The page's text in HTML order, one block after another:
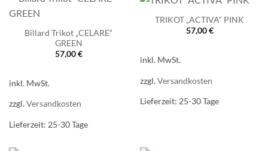
Billard Trikot „CELARE“
GREEN
57,00€
inkl. MwSt.
zzgl.Versandkosten
Lieferzeit: 25-30 Tage
TRIKOT „ACTIVA“ PINK
57,00€
inkl. MwSt.
zzgl.Versandkosten
Lieferzeit: 25-30 Tage